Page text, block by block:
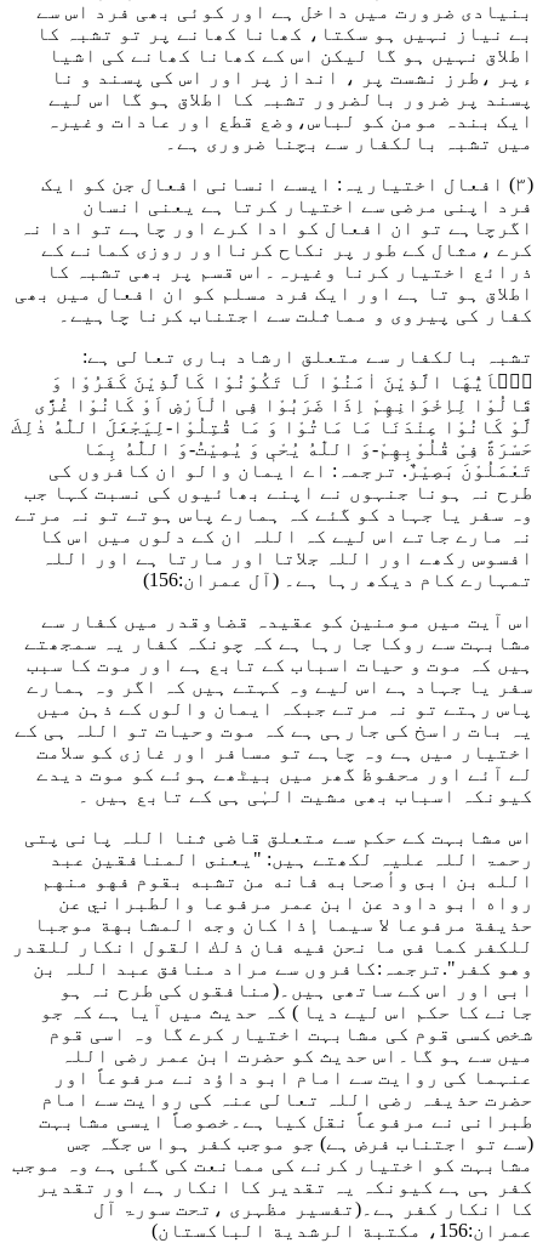
بنیادی ضرورت میں داخل ہے اور کوئی بھی فرد اس سے
بے نیاز نہیں ہو سکتا، کھانا کھانے پر تو تشبہ کا
اطلاق نہیں ہو گا لیکن اس کے کھانا کھانے کی اشیا
ءپر ،طرز نشست پر ، انداز پر اور اس کی پسند و نا
پسند پر ضرور بالضرور تشبہ کا اطلاق ہو گا اس لیے
ایک بندہ مومن کو لباس،وضع قطع اور عادات وغیرہ
میں تشبہ بالکفار سے بچنا ضروری ہے۔
(۳) افعال اختیاریہ: ایسے انسانی افعال جن کو ایک
فرد اپنی مرضی سے اختیار کرتا ہے یعنی انسان
اگرچاہے تو ان افعال کو ادا کرے اور چاہے تو ادا نہ
کرے ،مثال کے طور پر نکاح کرنااور روزی کمانے کے
ذرائع اختیار کرنا وغیرہ۔اس قسم پر بھی تشبہ کا
اطلاق ہو تا ہے اور ایک فرد مسلم کو ان افعال میں بھی
کفار کی پیروی و مماثلت سے اجتناب کرنا چاہیے۔
تشبہ بالکفار سے متعلق ارشاد باری تعالی ہے:
یٰۤاَیُّهَا الَّذِیْنَ اٰمَنُوْا لَا تَكُوْنُوْا كَالَّذِیْنَ كَفَرُوْا وَ
قَالُوْا لِاِخْوَانِهِمْ اِذَا ضَرَبُوْا فِی الْاَرْضِ اَوْ كَانُوْا غُزًّى
لَّوْ كَانُوْا عِنْدَنَا مَا مَاتُوْا وَ مَا قُتِلُوْا-لِیَجْعَلَ اللّٰهُ ذٰلِكَ
حَسْرَةً فِیْ قُلُوْبِهِمْ-وَ اللّٰهُ یُحْیٖ وَ یُمِیْتُ-وَ اللّٰهُ بِمَا
تَعْمَلُوْنَ بَصِیْرٌ. ترجمہ: اے ایمان والو ان کافروں کی
طرح نہ ہونا جنہوں نے اپنے بھائیوں کی نسبت کہا جب
وہ سفر یا جہاد کو گئے کہ ہمارے پاس ہوتے تو نہ مرتے
نہ مارے جاتے اس لیے کہ اللہ ان کے دلوں میں اس کا
افسوس رکھے اور اللہ جلاتا اور مارتا ہے اور اللہ
تمہارے کام دیکھ رہا ہے۔ (آل عمران:156)
اس آیت میں مومنین کو عقیدہ قضاوقدر میں کفار سے
مشابہت سے روکا جا رہا ہے کہ چونکہ کفار یہ سمجھتے
ہیں کہ موت و حیات اسباب کے تابع ہے اور موت کا سبب
سفر یا جہاد ہے اس لیے وہ کہتے ہیں کہ اگر وہ ہمارے
پاس رہتے تو نہ مرتے جبکہ ایمان والوں کے ذہن میں
یہ بات راسخ کی جارہی ہے کہ موت وحیات تو اللہ ہی کے
اختیار میں ہے وہ چاہے تو مسافر اور غازی کو سلامت
لے آئے اور محفوظ گھر میں بیٹھے ہوئے کو موت دیدے
کیونکہ اسباب بھی مشیت الہٰی ہی کے تابع ہیں ۔
اس مشابہت کے حکم سے متعلق قاضی ثنا اللہ پانی پتی
رحمۃ اللہ علیہ لکھتے ہیں: "يعنى المنافقين عبد
الله بن ابى وأصحابه فانه من تشبه بقوم فهو منهم
رواه ابو داود عن ابن عمر مرفوعا والطبراني عن
حذيفة مرفوعا لا سيما إذا كان وجه المشابهة موجبا
للكفر كما فى ما نحن فيه فان ذلك القول انكار للقدر
وهو كفر".ترجمہ:کافروں سے مراد منافق عبد اللہ بن
ابی اور اس کے ساتھی ہیں۔(منافقوں کی طرح نہ ہو
جانے کا حکم اس لیے دیا ) کہ حدیث میں آیا ہے کہ جو
شخص کسی قوم کی مشابہت اختیار کرے گا وہ اسی قوم
میں سے ہو گا۔اس حدیث کو حضرت ابن عمر رضی اللہ
عنہما کی روایت سے امام ابو داؤد نے مرفوعاً اور
حضرت حذیفہ رضی اللہ تعالی عنہ کی روایت سے امام
طبرانی نے مرفوعاً نقل کیا ہے۔خصوصاً ایسی مشابہت
(سے تو اجتناب فرض ہے) جو موجب کفر ہوا س جگہ جس
مشابہت کو اختیار کرنے کی ممانعت کی گئی ہے وہ موجب
کفر ہی ہے کیونکہ یہ تقدیر کا انکار ہے اور تقدیر
کا انکار کفر ہے۔(تفسیر مظہری ،تحت سورۃ آل
عمران:156، مكتبة الرشدية الباكستان)